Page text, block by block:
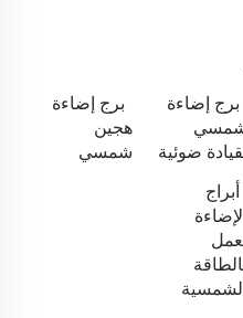
برج إضاءة
ضوئية
برج إضاءة
هجين
شمسي
أبراج